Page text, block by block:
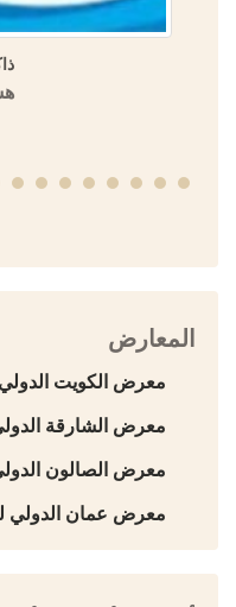
المعارض
معرض الكويت الدولي
معرض الشارقة الدولي
معرض الصالون الدولي
معرض عمان الدولي